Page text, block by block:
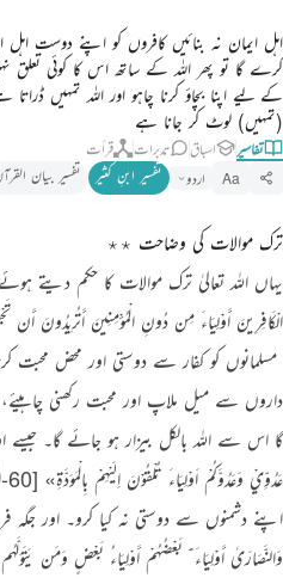
اہل ایمان نہ بنائیں کافروں کو اپنے دوست اہل
کرے گا تو پھر اللہ کے ساتھ اس کا کوئی
کے لیے اپنا بچاؤ کرنا چاہو اور اللہ تمہیں
(تمہیں) لوٹ کر جانا ہے
تفاسیر اسباق تدبرات قرأت
Aa اردو تفسیر ابنِ کثیر تفسیر بیان
ترک موالات کی وضاحت ٭٭
یہاں اللہ تعالیٰ ترک موالات کا حکم دیتے
الْكَافِرِينَ أَوْلِيَاءَ مِن دُونِ الْمُؤْمِنِينَ أَتُرِيدُونَ أَن
مسلمانوں کو کفار سے دوستی اور محض محبت
داروں سے میل ملاپ اور محبت رکھنی
گا اس سے اللہ بالکل بیزار ہو جائے گا۔
عَدُوِّيْ وَعَدُوَّكُمْ اَوْلِيَاءَ تُلْقُوْنَ اِلَيْهِمْ بِالْمَوَدَّةِ» [60-الممتحنة:1]
اپنے دشمنوں سے دوستی نہ کیا کرو۔ اور جگہ
وَالنَّصَارَىٰ أَوْلِيَاءَ ۘ بَعْضُهُمْ أَوْلِيَاءُ بَعْضٍ وَمَن